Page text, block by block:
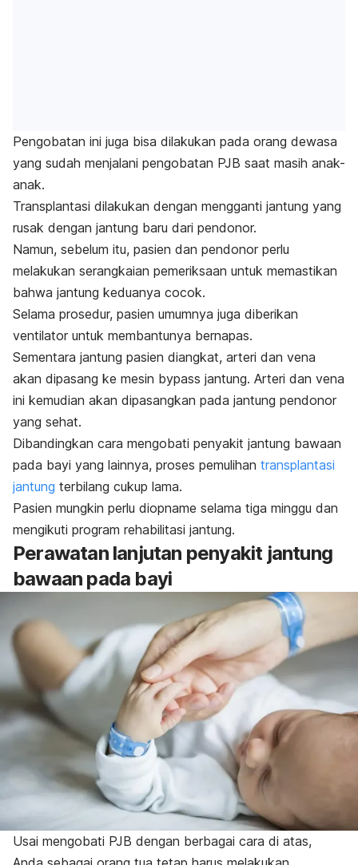
Pengobatan ini juga bisa dilakukan pada orang dewasa
yang sudah menjalani pengobatan PJB saat masih anak-
anak.
Transplantasi dilakukan dengan mengganti jantung yang
rusak dengan jantung baru dari pendonor.
Namun, sebelum itu, pasien dan pendonor perlu
melakukan serangkaian pemeriksaan untuk memastikan
bahwa jantung keduanya cocok.
Selama prosedur, pasien umumnya juga diberikan
ventilator untuk membantunya bernapas.
Sementara jantung pasien diangkat, arteri dan vena
akan dipasang ke mesin bypass jantung. Arteri dan vena
ini kemudian akan dipasangkan pada jantung pendonor
yang sehat.
Dibandingkan cara mengobati penyakit jantung bawaan
pada bayi yang lainnya, proses pemulihan transplantasi
jantung terbilang cukup lama.
Pasien mungkin perlu diopname selama tiga minggu dan
mengikuti program rehabilitasi jantung.
Perawatan lanjutan penyakit jantung
bawaan pada bayi
Usai mengobati PJB dengan berbagai cara di atas,